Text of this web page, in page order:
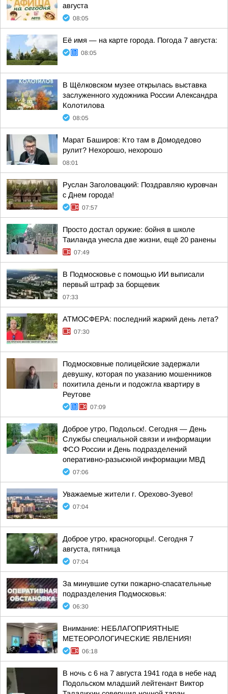
августа
08:05
Её имя — на карте города. Погода 7 августа:
08:05
В Щёлковском музее открылась выставка
заслуженного художника России Александра
Колотилова
08:05
Марат Баширов: Кто там в Домодедово
рулит? Нехорошо, нехорошо
08:01
Руслан Заголовацкий: Поздравляю куровчан
с Днем города!
07:57
Просто достал оружие: бойня в школе
Таиланда унесла две жизни, ещё 20 ранены
07:49
В Подмосковье с помощью ИИ выписали
первый штраф за борщевик
07:33
АТМОСФЕРА: последний жаркий день лета?
07:30
Подмосковные полицейские задержали
девушку, которая по указанию мошенников
похитила деньги и подожгла квартиру в
Реутове
07:09
Доброе утро, Подольск!. Сегодня — День
Службы специальной связи и информации
ФСО России и День подразделений
оперативно-разыскной информации МВД
07:06
Уважаемые жители г. Орехово-Зуево!
07:04
Доброе утро, красногорцы!. Сегодня 7
августа, пятница
07:04
За минувшие сутки пожарно-спасательные
подразделения Подмосковья:
06:30
Внимание: НЕБЛАГОПРИЯТНЫЕ
МЕТЕОРОЛОГИЧЕСКИЕ ЯВЛЕНИЯ!
06:18
В ночь с 6 на 7 августа 1941 года в небе над
Подольском младший лейтенант Виктор